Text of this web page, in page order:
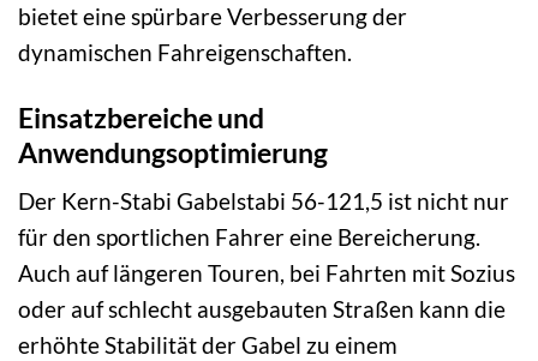
bietet eine spürbare Verbesserung der
dynamischen Fahreigenschaften.
Einsatzbereiche und
Anwendungsoptimierung
Der Kern-Stabi Gabelstabi 56-121,5 ist nicht nur
für den sportlichen Fahrer eine Bereicherung.
Auch auf längeren Touren, bei Fahrten mit Sozius
oder auf schlecht ausgebauten Straßen kann die
erhöhte Stabilität der Gabel zu einem